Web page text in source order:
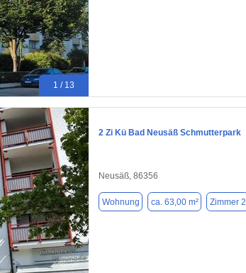
1 / 13
2 Zi Kü Bad Neusäß Schmutterpark
Neusäß, 86356
Wohnung ca. 63,00 m² Zimmer 2